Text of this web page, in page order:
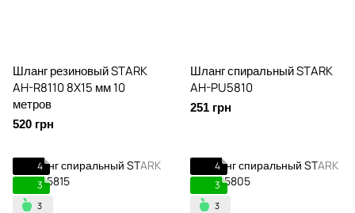
Шланг резиновый STARK
AH-R8110 8X15 мм 10
метров
520 грн
Шланг спиральный STARK
AH-PU5810
251 грн
4
3
4
3